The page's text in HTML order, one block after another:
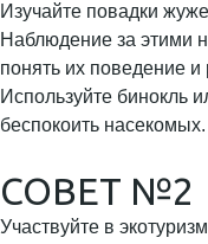
Изучайте повадки
Наблюдение за этими
понять их поведение
Используйте бинокль
беспокоить насекомых.
СОВЕТ №2
Участвуйте в